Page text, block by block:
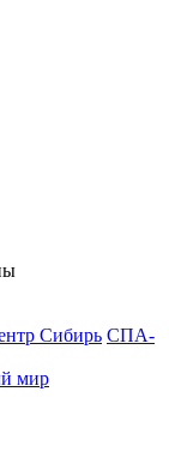
Сибирь СПА-
мир